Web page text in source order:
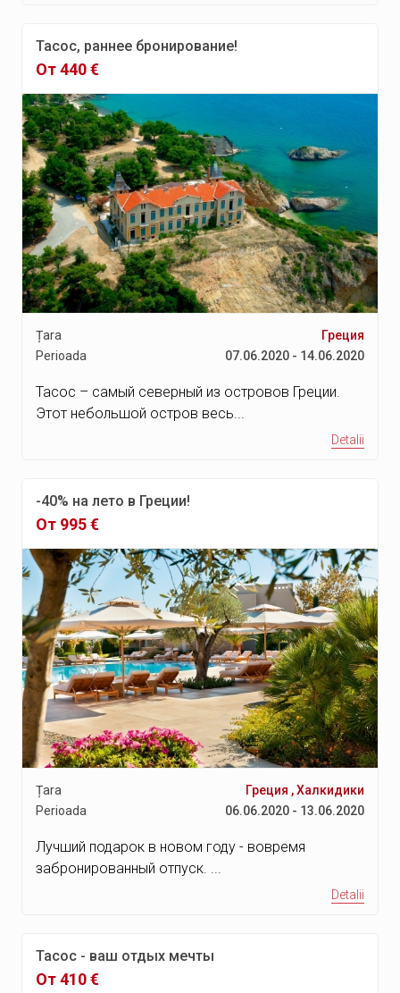
Тасос, раннее бронирование!
От 440 €
Țara
Греция
Perioada
07.06.2020 - 14.06.2020
Тасос – самый северный из островов Греции.
Этот небольшой остров весь...
Detalii
-40% на лето в Греции!
От 995 €
Țara Греция ,Халкидики
Perioada
06.06.2020 - 13.06.2020
Лучший подарок в новом году - вовремя
забронированный отпуск. ...
Detalii
Тасос - ваш отдых мечты
От 410 €